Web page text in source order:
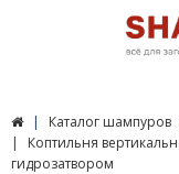
Каталог шампуров
Коптильня
гидрозатвором